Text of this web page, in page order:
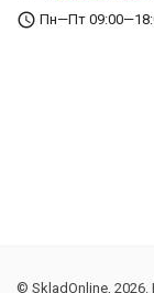
Пн—Пт
© SkladOnline,